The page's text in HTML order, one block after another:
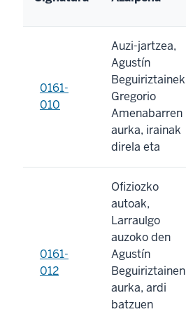
0161-
010
Auzi-jartzea,
Agustín
Beguiriztainek
Gregorio
Amenabarren
aurka, irainak
direla eta
0161-
012
Ofiziozko
autoak,
Larraulgo
auzoko den
Agustín
Beguiriztainen
aurka, ardi
batzuen